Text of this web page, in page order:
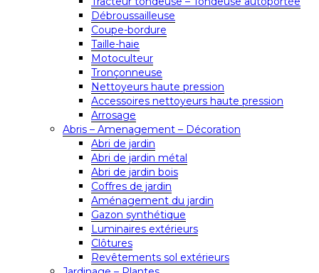
Débroussailleuse
Coupe-bordure
Taille-haie
Motoculteur
Tronçonneuse
Nettoyeurs haute pression
Accessoires nettoyeurs haute pression
Arrosage
Abris – Amenagement – Décoration
Abri de jardin
Abri de jardin métal
Abri de jardin bois
Coffres de jardin
Aménagement du jardin
Gazon synthétique
Luminaires extérieurs
Clôtures
Revêtements sol extérieurs